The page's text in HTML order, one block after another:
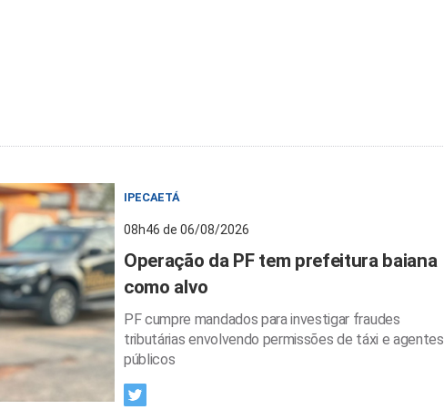
IPECAETÁ
08h46 de 06/08/2026
Operação da PF tem prefeitura baiana
como alvo
PF cumpre mandados para investigar fraudes
tributárias envolvendo permissões de táxi e agentes
públicos